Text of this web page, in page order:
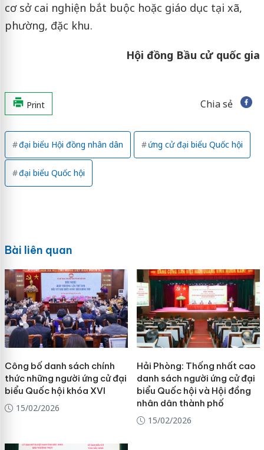
cơ sở cai nghiện bắt buộc hoặc giáo dục tại xã,
phường, đặc khu.
Hội đồng Bầu cử quốc gia
Print Chia sẻ
đại biểu Hội đồng nhân dân ứng cử đại biểu Quốc hội
đại biểu Quốc hội
Bài liên quan
Công bố danh sách chính
thức những người ứng cử đại
biểu Quốc hội khóa XVI
15/02/2026
Hải Phòng: Thống nhất cao
danh sách người ứng cử đại
biểu Quốc hội và Hội đồng
nhân dân thành phố
15/02/2026